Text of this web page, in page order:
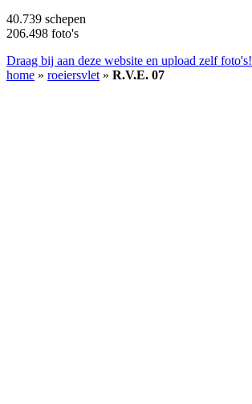
40.739 schepen
206.498 foto's
Draag bij aan deze website en upload zelf foto's!
home » roeiersvlet » R.V.E. 07